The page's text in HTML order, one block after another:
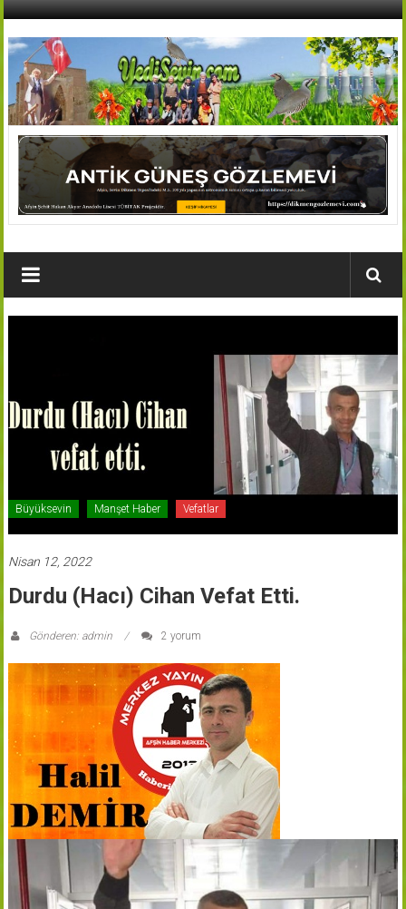
İçeriğe
AFŞİN
YEDİSEVİN
HABER
Köyleri
Büyüksevin Manşet Haber Vefatlar
Nisan 12, 2022
Durdu (Hacı) Cihan Vefat Etti.
Gönderen: admin 2 yorum